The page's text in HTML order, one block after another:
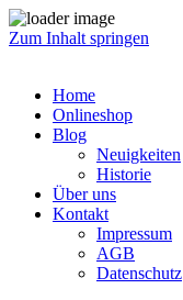
Zum Inhalt springen
Home
Onlineshop
Blog
Neuigkeiten
Historie
Über uns
Kontakt
Impressum
AGB
Datenschutz